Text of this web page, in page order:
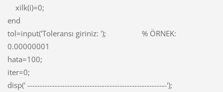
xilk(i)=0;
end
tol=input('Toleransı giriniz: '); % ÖRNEK:
0.00000001
hata=100;
iter=0;
disp(' --------------------------------------------------------');